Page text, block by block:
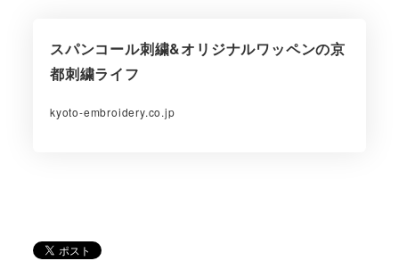
スパンコール刺繍&オリジナルワッペンの京
都刺繍ライフ
kyoto-embroidery.co.jp